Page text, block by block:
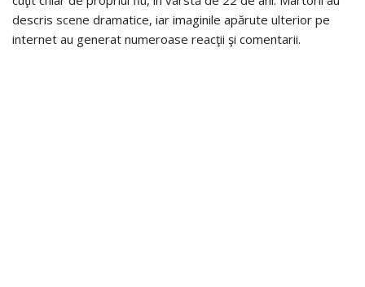
descris scene dramatice, iar imaginile apărute ulterior pe
internet au generat numeroase reacţii şi comentarii.